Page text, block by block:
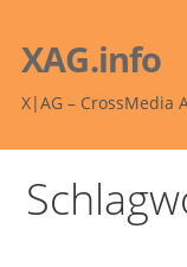
Inhalt
springen
XAG.info
X|AG –